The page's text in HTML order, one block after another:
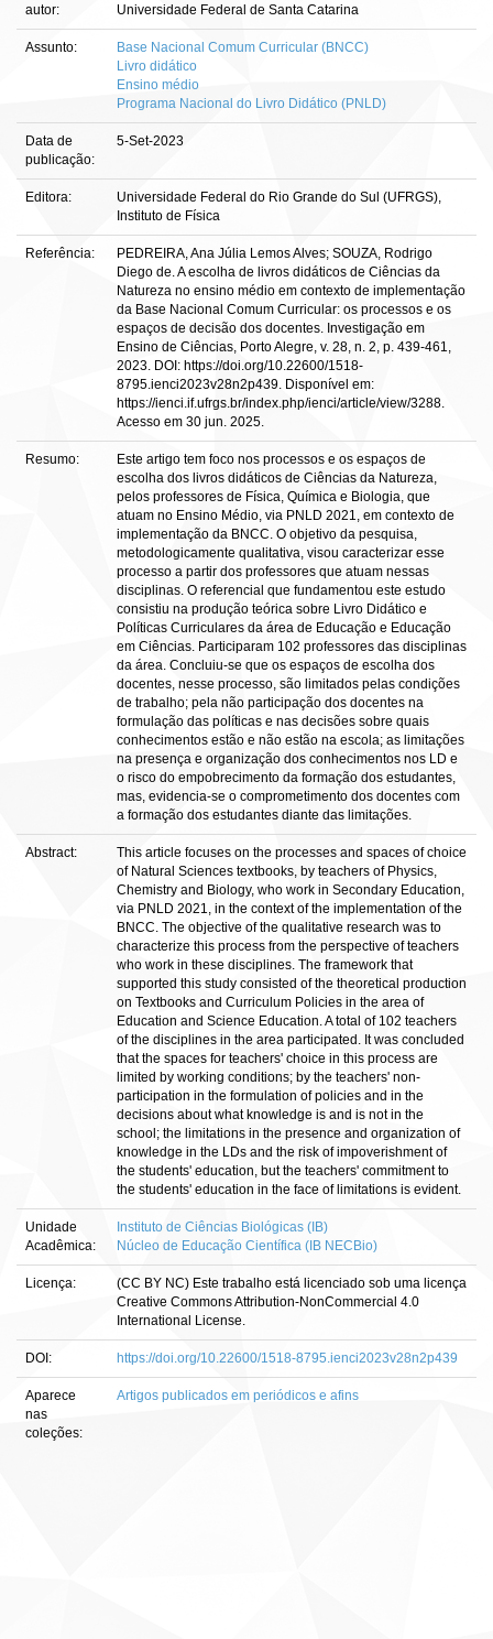
autor:
Universidade Federal de Santa Catarina
Assunto:
Base Nacional Comum Curricular (BNCC)
Livro didático
Ensino médio
Programa Nacional do Livro Didático (PNLD)
Data de
publicação:
5-Set-2023
Editora:
Universidade Federal do Rio Grande do Sul (UFRGS),
Instituto de Física
Referência:
PEDREIRA, Ana Júlia Lemos Alves; SOUZA, Rodrigo
Diego de. A escolha de livros didáticos de Ciências da
Natureza no ensino médio em contexto de implementação
da Base Nacional Comum Curricular: os processos e os
espaços de decisão dos docentes. Investigação em
Ensino de Ciências, Porto Alegre, v. 28, n. 2, p. 439-461,
2023. DOI: https://doi.org/10.22600/1518-
8795.ienci2023v28n2p439. Disponível em:
https://ienci.if.ufrgs.br/index.php/ienci/article/view/3288.
Acesso em 30 jun. 2025.
Resumo:
Este artigo tem foco nos processos e os espaços de
escolha dos livros didáticos de Ciências da Natureza,
pelos professores de Física, Química e Biologia, que
atuam no Ensino Médio, via PNLD 2021, em contexto de
implementação da BNCC. O objetivo da pesquisa,
metodologicamente qualitativa, visou caracterizar esse
processo a partir dos professores que atuam nessas
disciplinas. O referencial que fundamentou este estudo
consistiu na produção teórica sobre Livro Didático e
Políticas Curriculares da área de Educação e Educação
em Ciências. Participaram 102 professores das disciplinas
da área. Concluiu-se que os espaços de escolha dos
docentes, nesse processo, são limitados pelas condições
de trabalho; pela não participação dos docentes na
formulação das políticas e nas decisões sobre quais
conhecimentos estão e não estão na escola; as limitações
na presença e organização dos conhecimentos nos LD e
o risco do empobrecimento da formação dos estudantes,
mas, evidencia-se o comprometimento dos docentes com
a formação dos estudantes diante das limitações.
Abstract:
This article focuses on the processes and spaces of choice
of Natural Sciences textbooks, by teachers of Physics,
Chemistry and Biology, who work in Secondary Education,
via PNLD 2021, in the context of the implementation of the
BNCC. The objective of the qualitative research was to
characterize this process from the perspective of teachers
who work in these disciplines. The framework that
supported this study consisted of the theoretical production
on Textbooks and Curriculum Policies in the area of
Education and Science Education. A total of 102 teachers
of the disciplines in the area participated. It was concluded
that the spaces for teachers' choice in this process are
limited by working conditions; by the teachers' non-
participation in the formulation of policies and in the
decisions about what knowledge is and is not in the
school; the limitations in the presence and organization of
knowledge in the LDs and the risk of impoverishment of
the students' education, but the teachers' commitment to
the students' education in the face of limitations is evident.
Unidade
Acadêmica:
Instituto de Ciências Biológicas (IB)
Núcleo de Educação Científica (IB NECBio)
Licença:
(CC BY NC) Este trabalho está licenciado sob uma licença
Creative Commons Attribution-NonCommercial 4.0
International License.
DOI: https://doi.org/10.22600/1518-8795.ienci2023v28n2p439
Aparece
nas
coleções:
Artigos publicados em periódicos e afins